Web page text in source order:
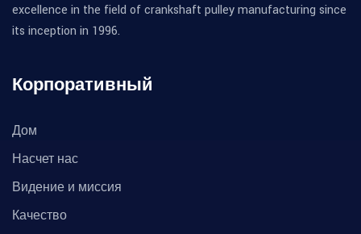
excellence in the field of crankshaft pulley manufacturing since
its inception in 1996.
Корпоративный
Дом
Насчет нас
Видение и миссия
Качество